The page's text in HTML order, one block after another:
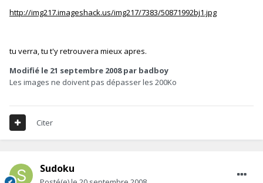
http://img217.imageshack.us/img217/7383/50871992bj1.jpg
tu verra, tu t'y retrouvera mieux apres.
Modifié le 21 septembre 2008par badboy
Les images ne doivent pas dépasser les 200Ko
Citer
Sudoku